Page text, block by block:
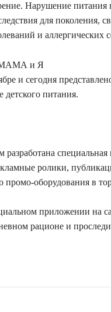
Нарушение питания
для поколения,
и аллергических
МАМА и Я
и сегодня
детского питания.
ролики,
промо-оборудования в
приложении на
рационе и